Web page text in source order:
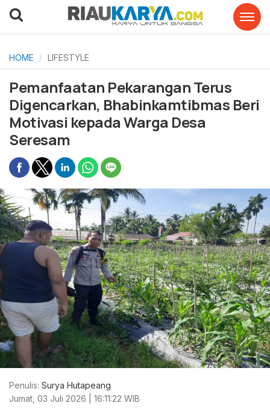
HOME LIFESTYLE
Pemanfaatan Pekarangan Terus
Digencarkan, Bhabinkamtibmas Beri
Motivasi kepada Warga Desa
Seresam
Penulis: Surya Hutapeang
Jumat, 03 Juli 2026 | 16:11:22 WIB